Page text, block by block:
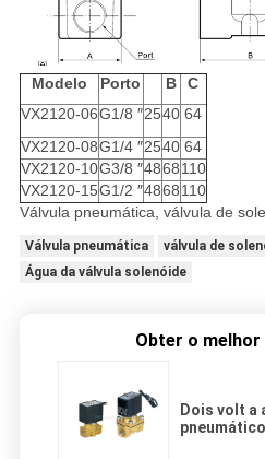
Modelo Porto B
C
VX2120-06G1/8 ″2540 64
VX2120-08G1/4 ″2540 64
VX2120-10G3/8 ″4868110
VX2120-15G1/2 ″4868110
Válvula pneumática, válvula de
Válvula pneumática
válvula de
Água da válvula solenóide
Obter o
Dois volt a